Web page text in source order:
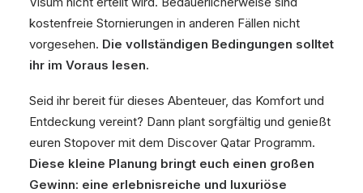
kostenfreie Stornierungen in anderen Fällen nicht
vorgesehen. Die vollständigen Bedingungen solltet
ihr im Voraus lesen.
Seid ihr bereit für dieses Abenteuer, das Komfort und
Entdeckung vereint? Dann plant sorgfältig und genießt
euren Stopover mit dem Discover Qatar Programm.
Diese kleine Planung bringt euch einen großen
Gewinn: eine erlebnisreiche und luxuriöse